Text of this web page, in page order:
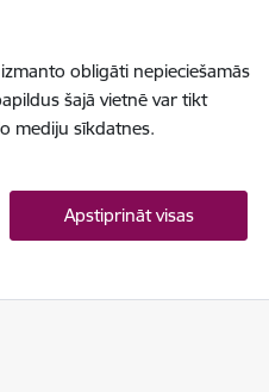
obligāti nepieciešamās
šajā vietnē var tikt
mediju sīkdatnes.
Apstiprināt visas